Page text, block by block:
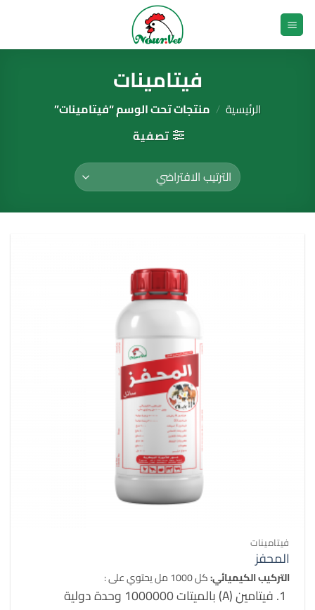
تخطي
للمحتوى
فيتامينات
الرئيسية / منتجات تحت الوسم “فيتامينات”
تصفية
فيتامينات
المحفز
التركيب الكيميائي:كل 1000 مل يحتوي على :
فيتامين (A) بالميتات 1000000 وحدة دولية